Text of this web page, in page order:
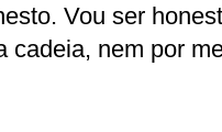
Vou ser
cadeia, nem por